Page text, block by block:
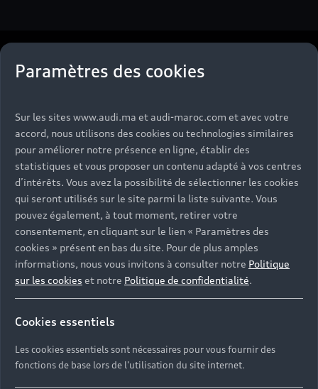
Électromobilité
Services
Service après-vente
Garantie
Campagne de rappel Airbag Takata
TCO : La valeur d'une voiture ne se résume pas à son
prix
Audi Expérience
Driven by Technology
Driven by Golf
Driven by Art
Audi Sport
Audi quattro
Contact
Nous Contacter
E-mail : relationclient@audi.ma
Mentions légales
Politique de confidentialité
Paramètres des cookies
Sur les sites www.audi.ma et audi-maroc.com et avec votre
accord, nous utilisons des cookies ou technologies similaires
pour améliorer notre présence en ligne, établir des
statistiques et vous proposer un contenu adapté à vos centres
d’intérêts. Vous avez la possibilité de sélectionner les cookies
qui seront utilisés sur le site parmi la liste suivante. Vous
pouvez également, à tout moment, retirer votre
consentement, en cliquant sur le lien « Paramètres des
cookies » présent en bas du site. Pour de plus amples
informations, nous vous invitons à consulter notre Politique
sur les cookies et notre Politique de confidentialité.
Cookies essentiels
Les cookies essentiels sont nécessaires pour vous fournir des
fonctions de base lors de l'utilisation du site internet.